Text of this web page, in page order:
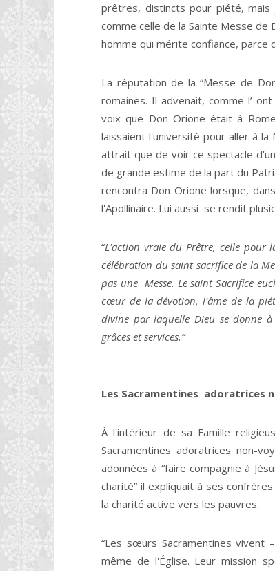
prêtres, distincts pour piété, mais
comme celle de la Sainte Messe de
homme qui mérite confiance, parce
La réputation de la “Messe de
romaines. Il advenait, comme l’
voix que Don Orione était à
laissaient l'université pour aller à
attrait que de voir ce spectacle
de grande estime de la part du
rencontra Don Orione lorsque,
l'Apollinaire. Lui aussi se rendit
“L'action vraie du Prêtre, celle pour
célébration du saint sacrifice de la
pas une Messe. Le saint Sacrifice
cœur de la dévotion, l'âme de la
divine par laquelle Dieu se donne
grâces et services.”
Les Sacramentines adoratrices
À l'intérieur de sa Famille
Sacramentines adoratrices non-
adonnées à “faire compagnie à
charité” il expliquait à ses
la charité active vers les pauvres.
“Les sœurs Sacramentines vivent
même de l'Église. Leur mission